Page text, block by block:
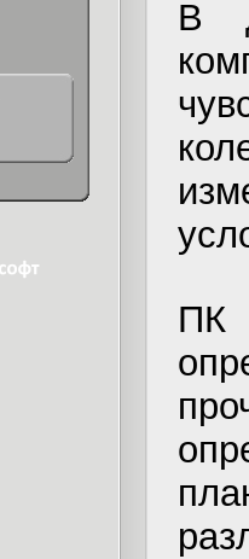
В
ПК